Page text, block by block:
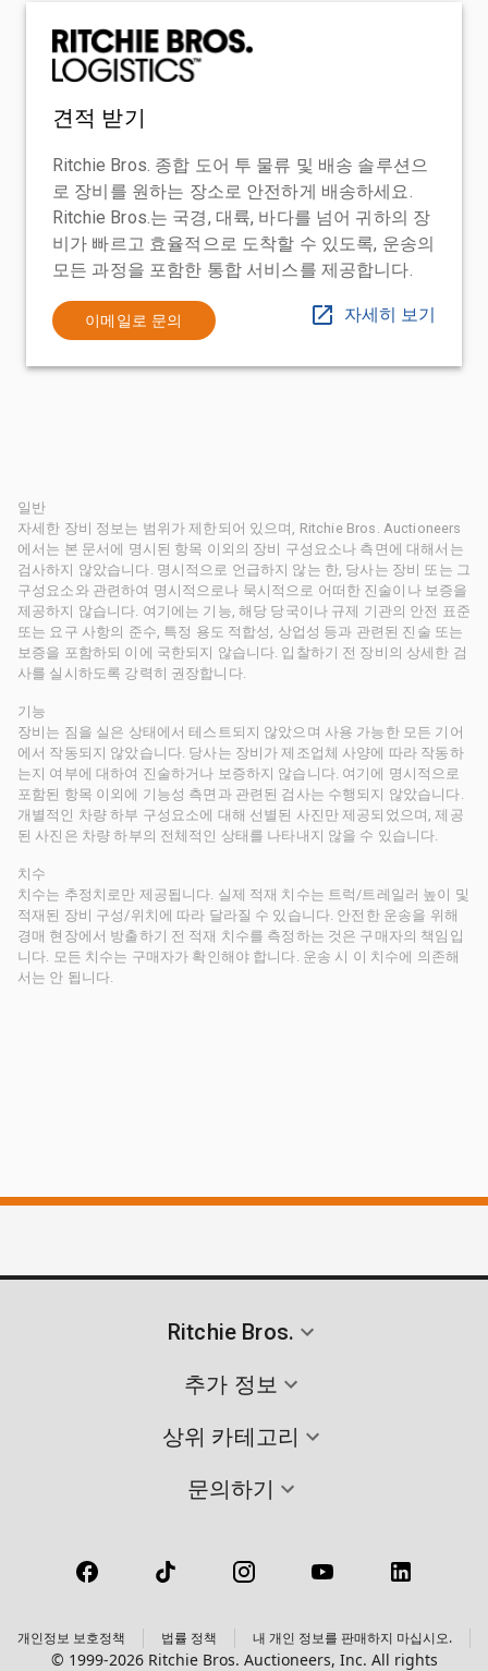
견적 받기
Ritchie Bros. 종합 도어 투 물류 및 배송 솔루션으
로 장비를 원하는 장소로 안전하게 배송하세요.
Ritchie Bros.는 국경, 대륙, 바다를 넘어 귀하의 장
비가 빠르고 효율적으로 도착할 수 있도록, 운송의
모든 과정을 포함한 통합 서비스를 제공합니다.
이메일로 문의 자세히 보기
일반
자세한 장비 정보는 범위가 제한되어 있으며, Ritchie Bros. Auctioneers
에서는 본 문서에 명시된 항목 이외의 장비 구성요소나 측면에 대해서는
검사하지 않았습니다. 명시적으로 언급하지 않는 한, 당사는 장비 또는 그
구성요소와 관련하여 명시적으로나 묵시적으로 어떠한 진술이나 보증을
제공하지 않습니다. 여기에는 기능, 해당 당국이나 규제 기관의 안전 표준
또는 요구 사항의 준수, 특정 용도 적합성, 상업성 등과 관련된 진술 또는
보증을 포함하되 이에 국한되지 않습니다. 입찰하기 전 장비의 상세한 검
사를 실시하도록 강력히 권장합니다.
기능
장비는 짐을 실은 상태에서 테스트되지 않았으며 사용 가능한 모든 기어
에서 작동되지 않았습니다. 당사는 장비가 제조업체 사양에 따라 작동하
는지 여부에 대하여 진술하거나 보증하지 않습니다. 여기에 명시적으로
포함된 항목 이외에 기능성 측면과 관련된 검사는 수행되지 않았습니다.
개별적인 차량 하부 구성요소에 대해 선별된 사진만 제공되었으며, 제공
된 사진은 차량 하부의 전체적인 상태를 나타내지 않을 수 있습니다.
치수
치수는 추정치로만 제공됩니다. 실제 적재 치수는 트럭/트레일러 높이 및
적재된 장비 구성/위치에 따라 달라질 수 있습니다. 안전한 운송을 위해
경매 현장에서 방출하기 전 적재 치수를 측정하는 것은 구매자의 책임입
니다. 모든 치수는 구매자가 확인해야 합니다. 운송 시 이 치수에 의존해
서는 안 됩니다.
Ritchie Bros.
추가 정보
상위 카테고리
문의하기
개인정보 보호정책 법률 정책 내 개인 정보를 판매하지 마십시오.
© 1999-2026 Ritchie Bros. Auctioneers, Inc. All rights